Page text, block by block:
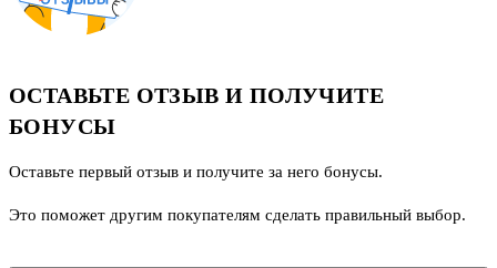
ОСТАВЬТЕ ОТЗЫВ И ПОЛУЧИТЕ
БОНУСЫ
Оставьте первый отзыв и получите за него бонусы.
Это поможет другим покупателям сделать правильный выбор.